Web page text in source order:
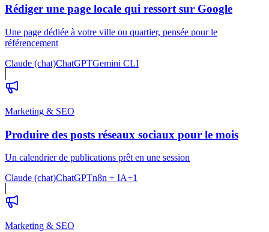
Rédiger une page locale qui ressort sur Google
Une page dédiée à votre ville ou quartier, pensée pour le
référencement
Claude (chat)ChatGPTGemini CLI
Marketing & SEO
Produire des posts réseaux sociaux pour le mois
Un calendrier de publications prêt en une session
Claude (chat)ChatGPTn8n + IA+1
Marketing & SEO